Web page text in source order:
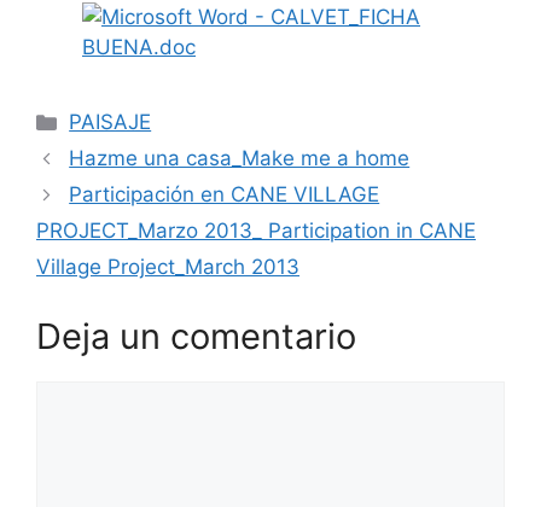
PAISAJE
Hazme una casa_Make me a home
Participación en CANE VILLAGE
PROJECT_Marzo 2013_ Participation in CANE
Village Project_March 2013
Deja un comentario